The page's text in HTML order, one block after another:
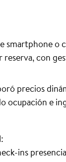
smartphone
con
precios
ocupación e
ins